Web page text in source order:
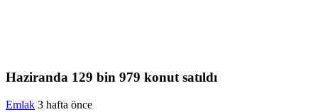
Haziranda 129 bin 979 konut satıldı
Emlak 3 hafta önce